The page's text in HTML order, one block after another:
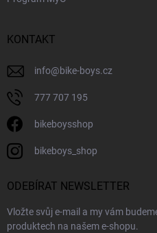
KONTAKT
info@bike-boys.cz
777 707 195
bikeboysshop
bikeboys_shop
ODEBÍRAT NEWSLETTER
Vložte svůj e-mail a my vám
produktech na našem e-shopu.